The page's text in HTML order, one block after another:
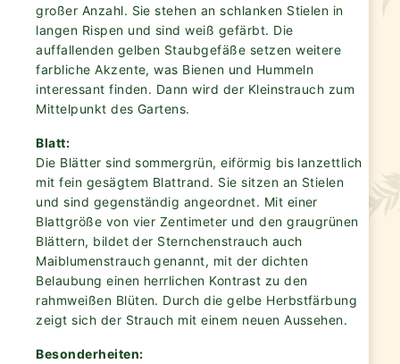
großer Anzahl. Sie stehen an schlanken Stielen in
langen Rispen und sind weiß gefärbt. Die
auffallenden gelben Staubgefäße setzen weitere
farbliche Akzente, was Bienen und Hummeln
interessant finden. Dann wird der Kleinstrauch zum
Mittelpunkt des Gartens.
Blatt:
Die Blätter sind sommergrün, eiförmig bis lanzettlich
mit fein gesägtem Blattrand. Sie sitzen an Stielen
und sind gegenständig angeordnet. Mit einer
Blattgröße von vier Zentimeter und den graugrünen
Blättern, bildet der Sternchenstrauch auch
Maiblumenstrauch genannt, mit der dichten
Belaubung einen herrlichen Kontrast zu den
rahmweißen Blüten. Durch die gelbe Herbstfärbung
zeigt sich der Strauch mit einem neuen Aussehen.
Besonderheiten: